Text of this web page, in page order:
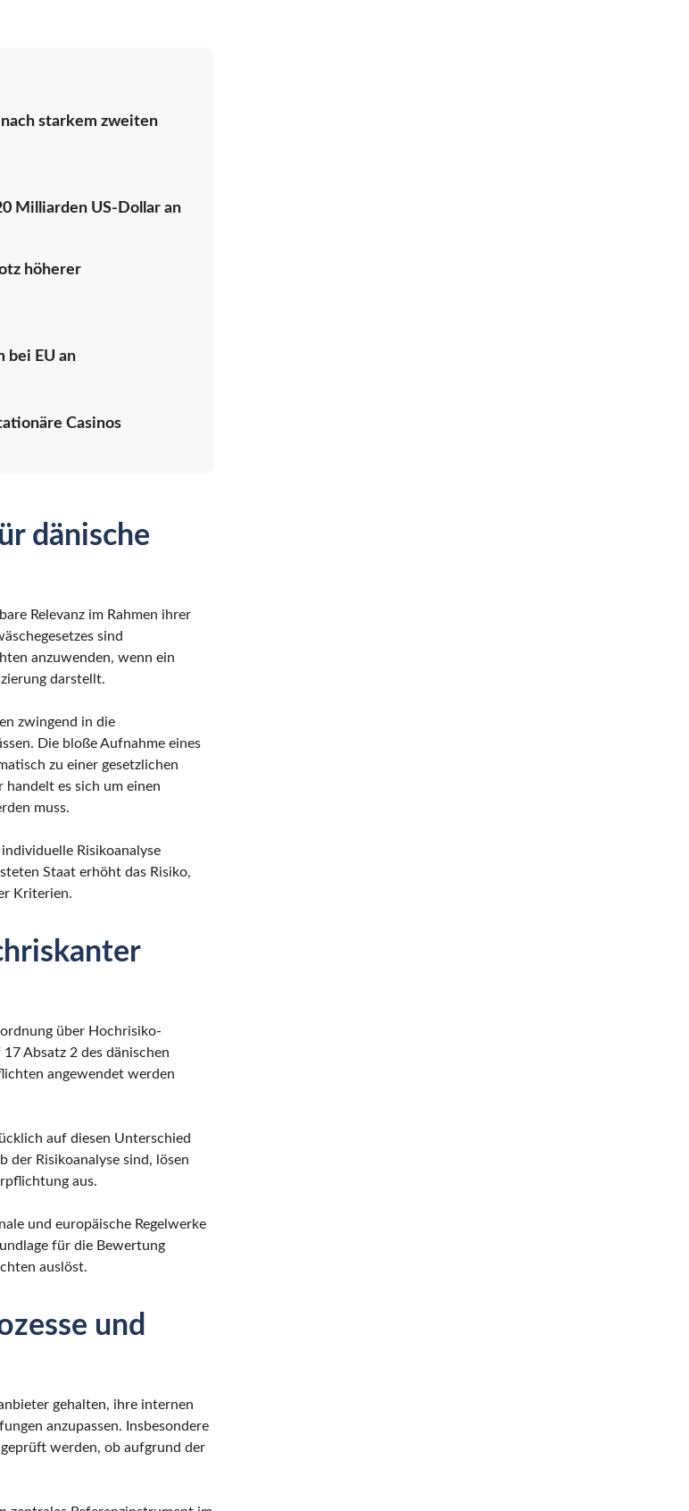
starkem zweiten
Milliarden US-Dollar an
höherer
bei EU an
Casinos
dänische
Relevanz im Rahmen ihrer
sind
anzuwenden, wenn ein
darstellt.
zwingend in die
Die bloße Aufnahme eines
zu einer gesetzlichen
es sich um einen
muss.
Risikoanalyse
Staat erhöht das Risiko,
Kriterien.
über Hochrisiko-
Absatz 2 des dänischen
angewendet werden
auf diesen Unterschied
der Risikoanalyse sind, lösen
aus.
und europäische Regelwerke
für die Bewertung
auslöst.
und
gehalten, ihre internen
anzupassen. Insbesondere
werden, ob aufgrund der